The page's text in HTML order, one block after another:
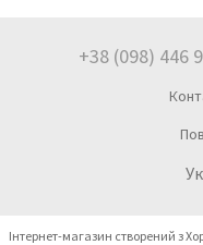
+38 (098) 446
Інтернет-магазин створений з